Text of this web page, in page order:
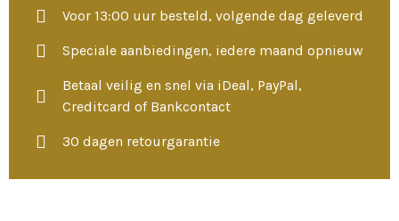
Voor 13:00 uur besteld, volgende dag geleverd
Speciale aanbiedingen, iedere maand opnieuw
Betaal veilig en snel via iDeal, PayPal,
Creditcard of Bankcontact
30 dagen retourgarantie